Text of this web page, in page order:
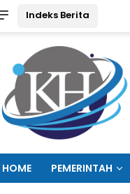
Indeks Berita
HOME PEMERINTAH